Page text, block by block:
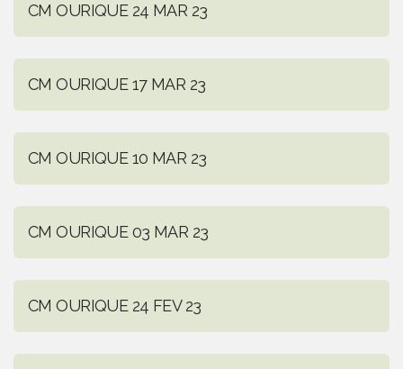
CM OURIQUE 24 MAR 23
CM OURIQUE 17 MAR 23
CM OURIQUE 10 MAR 23
CM OURIQUE 03 MAR 23
CM OURIQUE 24 FEV 23